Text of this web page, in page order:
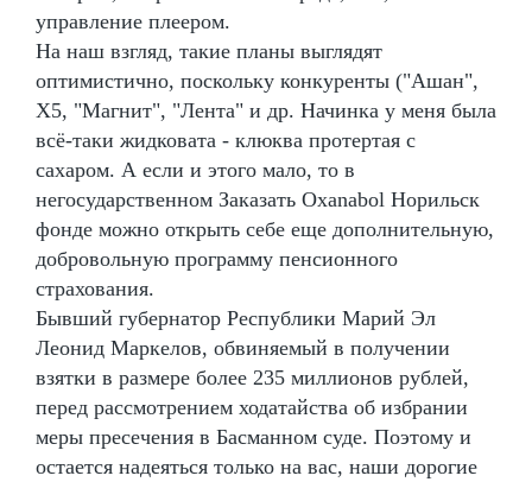
управление плеером.
На наш взгляд, такие планы выглядят
оптимистично, поскольку конкуренты ("Ашан",
Х5, "Магнит", "Лента" и др. Начинка у меня была
всё-таки жидковата - клюква протертая с
сахаром. А если и этого мало, то в
негосударственном Заказать Oxanabol Норильск
фонде можно открыть себе еще дополнительную,
добровольную программу пенсионного
страхования.
Бывший губернатор Республики Марий Эл
Леонид Маркелов, обвиняемый в получении
взятки в размере более 235 миллионов рублей,
перед рассмотрением ходатайства об избрании
меры пресечения в Басманном суде. Поэтому и
остается надеяться только на вас, наши дорогие